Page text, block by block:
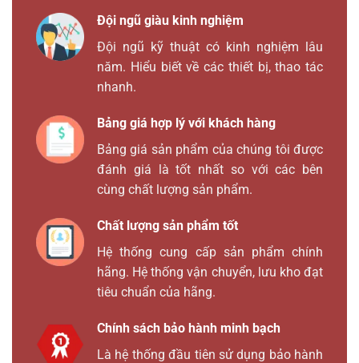
Đội ngũ giàu kinh nghiệm
Đội ngũ kỹ thuật có kinh nghiệm lâu
năm. Hiểu biết về các thiết bị, thao tác
nhanh.
Bảng giá hợp lý với khách hàng
Bảng giá sản phẩm của chúng tôi được
đánh giá là tốt nhất so với các bên
cùng chất lượng sản phẩm.
Chất lượng sản phẩm tốt
Hệ thống cung cấp sản phẩm chính
hãng. Hệ thống vận chuyển, lưu kho đạt
tiêu chuẩn của hãng.
Chính sách bảo hành minh bạch
Là hệ thống đầu tiên sử dụng bảo hành